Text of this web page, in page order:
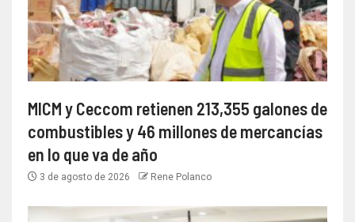
MICM y Ceccom retienen 213,355 galones de
combustibles y 46 millones de mercancías
en lo que va de año
3 de agosto de 2026 Rene Polanco